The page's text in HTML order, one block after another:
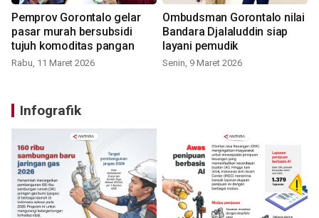
Pemprov Gorontalo gelar
pasar murah bersubsidi
tujuh komoditas pangan
Rabu, 11 Maret 2026
Ombudsman Gorontalo nilai
Bandara Djalaluddin siap
layani pemudik
Senin, 9 Maret 2026
Infografik